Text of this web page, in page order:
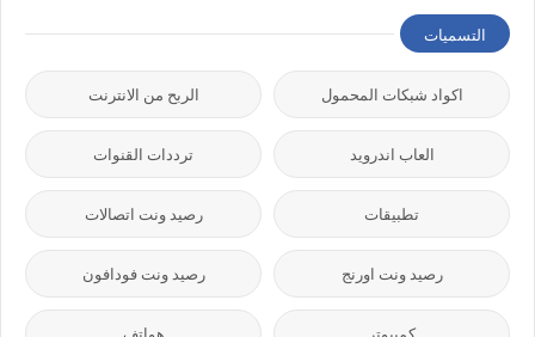
التسميات
اكواد شبكات المحمول الربح من الانترنت
العاب اندرويد ترددات القنوات
تطبيقات رصيد ونت اتصالات
رصيد ونت اورنج رصيد ونت فودافون